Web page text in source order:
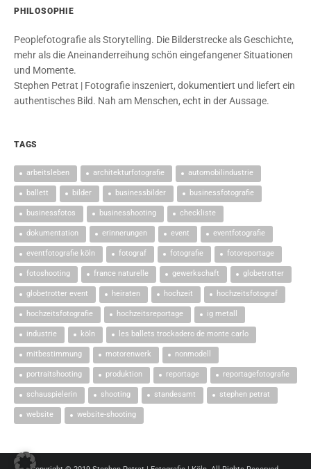
PHILOSOPHIE
Peoplefotografie als Storytelling. Die Bilderstrecke als Geschichte,
mehr als die Aneinanderreihung schön eingefangener Situationen
und Momente.
Stephen Petrat | Fotografie inszeniert, dokumentiert und liefert ein
authentisches Bild. Nah am Menschen, echt in der Aussage.
TAGS
arbeitsleben architekturfotografie automobilindustrie
ballett bilder businessbilder businessfotografie
businessfotos businesshooting checkliste
dokumentation erinnerungen event eventfotografie
eventfotografie köln fotograf fotografie fotoreportage
fotoshooting france naturelle gewerkschaft globetrotter
globetrotter event heiraten hochzeit hochzeitsfotograf
hochzeitsfotografie hochzeitsreportage ig metall
industrie köln les ballets trockadero de monte carlo
mitbestimmung motorenwerk nonmodell
portraitshooting produktion reportage reportagefotografie
schauspielerin shooting standesamt stephen petrat
website website-shooting